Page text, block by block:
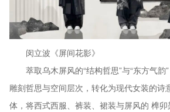
闵立波《屏间花影》
萃取乌木屏风的“结构哲思”与“东方气韵
雕刻哲思与空间层次，转化为现代女装的诗
体，将西式西服、裤装、裙装与屏风的 榫